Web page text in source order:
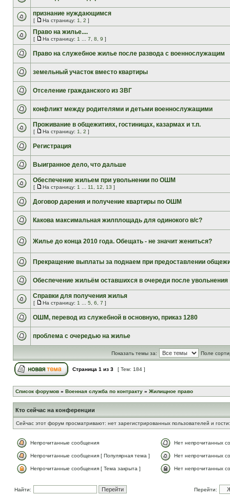
признание нуждающимся
[ На страницу: 1 2 ]
Право на жилье....
[ На страницу: 1 7 8 9 ]
Право на служебное жилье после развода с военнослужащим
земельный участок вместо квартиры
Отселение гражданского из ЗВГ
конфликт между родителями и детьми военнослужащими
Проживание в общежитиях, гостиницах, казармах и т.п.
[ На страницу: 1 2 ]
Регистрация
Выигранное дело, что дальше
Обеспечение жильем при увольнении по ОШМ
[ На страницу: 1 11 12 13 ]
Договор дарения и получение квартиры по ОШМ
Какова максимальная жилплощадь для одинокого в/с?
Жилье до конца 2010 года. Обещать - не значит жениться?
Прекращение выплаты за поднаем при предоставлении
Обеспечение жильём оставшихся в очереди после увольнения
Справки для получения жилья
[ На страницу: 1 5 6 7 ]
ОШМ, перевод из служебной в основную, приказ 1280
проблема с очередью на жилье
Показать темы за: Поле
Страница 1 из 3 [ Тем: 184 ]
Список форумов » Военная служба по контракту » Жилищное право
Кто сейчас на конференции
Сейчас этот форум просматривают: нет зарегистрированных пользователей и
Непрочитанные сообщения Нет непрочитанных
Непрочитанные сообщения [ Популярная тема ] Нет непрочитанных
Непрочитанные сообщения [ Тема закрыта ] Нет непрочитанных
Найти: Перейти: